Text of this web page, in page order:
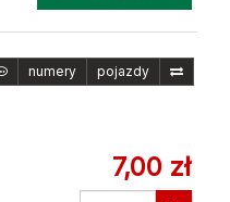
numery pojazdy
7,00 zł